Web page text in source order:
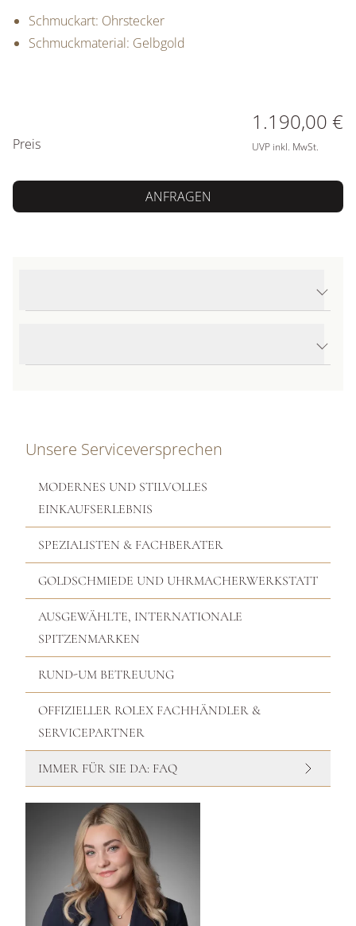
Schmuckart: Ohrstecker
Schmuckmaterial: Gelbgold
Preis
1.190,00 €
UVP inkl. MwSt.
ANFRAGEN
Unsere Serviceversprechen
MODERNES UND STILVOLLES
EINKAUFSERLEBNIS
SPEZIALISTEN & FACHBERATER
GOLDSCHMIEDE UND UHRMACHERWERKSTATT
AUSGEWÄHLTE, INTERNATIONALE
SPITZENMARKEN
RUND-UM BETREUUNG
OFFIZIELLER ROLEX FACHHÄNDLER &
SERVICEPARTNER
IMMER FÜR SIE DA: FAQ